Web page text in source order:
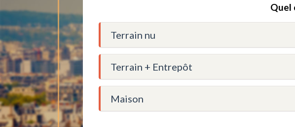
Quel
Terrain nu
Terrain + Entrepôt
Maison